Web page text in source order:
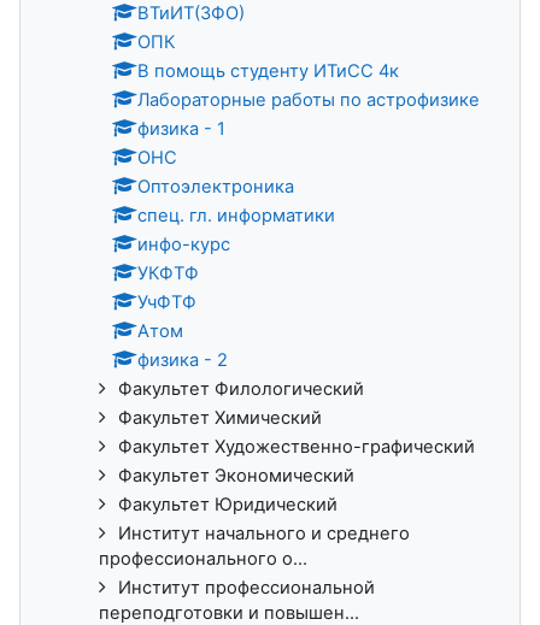
ВТиИТ(ЗФО)
ОПК
В помощь студенту ИТиСС 4к
Лабораторные работы по астрофизике
физика - 1
ОНС
Оптоэлектроника
спец. гл. информатики
инфо-курс
УКФТФ
УчФТФ
Атом
физика - 2
Факультет Филологический
Факультет Химический
Факультет Художественно-графический
Факультет Экономический
Факультет Юридический
Институт начального и среднего
профессионального о...
Институт профессиональной
переподготовки и повышен...